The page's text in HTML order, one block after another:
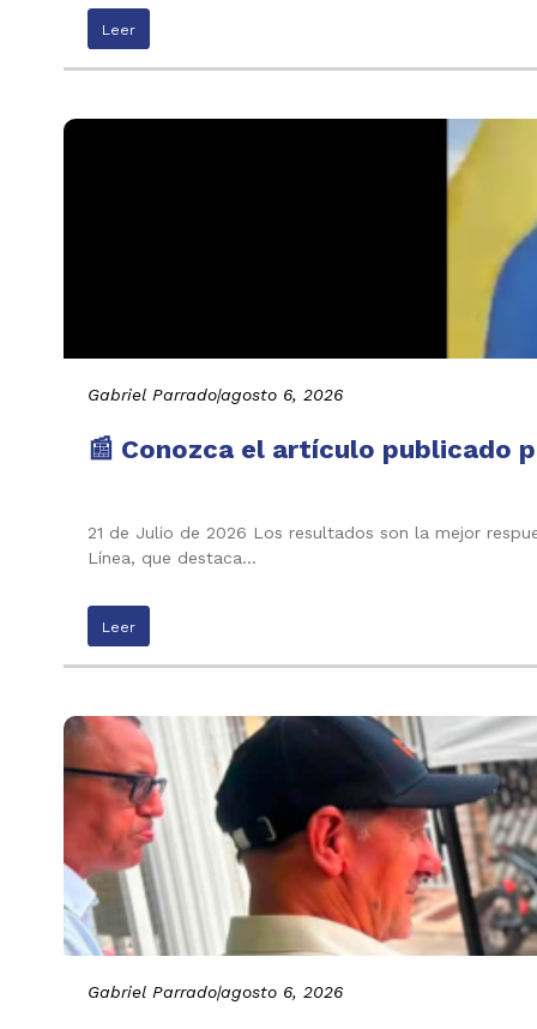
Leer
Gabriel Parrado|agosto 6, 2026
📰 Conozca el artículo publicado
21 de Julio de 2026 Los resultados son la mejor
Línea, que destaca…
Leer
Gabriel Parrado|agosto 6, 2026